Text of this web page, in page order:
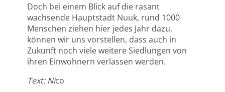
Doch bei einem Blick auf die rasant
wachsende Hauptstadt Nuuk, rund 1000
Menschen ziehen hier jedes Jahr dazu,
können wir uns vorstellen, dass auch in
Zukunft noch viele weitere Siedlungen von
ihren Einwohnern verlassen werden.
Text: Nico